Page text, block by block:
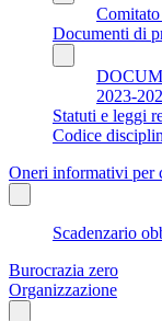
Documenti di
2023-
Statuti e leggi
Codice
Oneri informativi per
Scadenzario
Burocrazia zero
Organizzazione